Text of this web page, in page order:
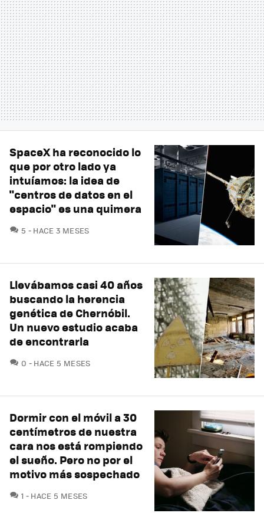
SpaceX ha reconocido lo
que por otro lado ya
intuíamos: la idea de
"centros de datos en el
espacio" es una quimera
5 COMENTARIOS
HACE 3 MESES
Llevábamos casi 40 años
buscando la herencia
genética de Chernóbil.
Un nuevo estudio acaba
de encontrarla
0 COMENTARIOS
HACE 5 MESES
Dormir con el móvil a 30
centímetros de nuestra
cara nos está rompiendo
el sueño. Pero no por el
motivo más sospechado
1 COMENTARIOS
HACE 5 MESES